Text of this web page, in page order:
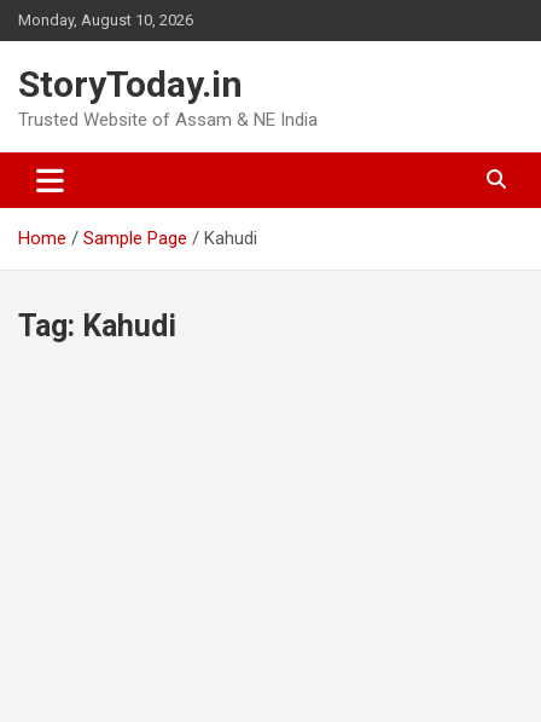
Skip
to
Monday, August 10, 2026
StoryToday.in
Trusted Website of Assam & NE India
Home Sample Page Kahudi
Tag: Kahudi